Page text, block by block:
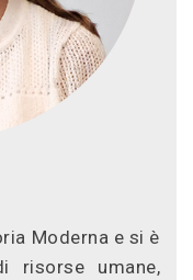
Moderna e si è
risorse umane,